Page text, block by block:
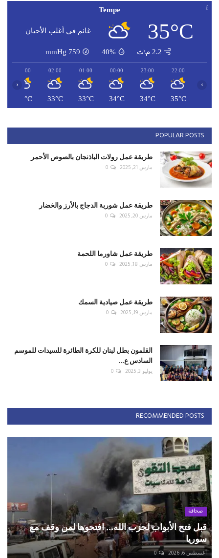
Tempe
35°C غائم في أغلب الأحيان
2.2 م\ث 40%
759
mmHg
22:00
35°C
23:00
34°C
00:00
34°C
01:00
33°C
02:00
33°C
03:00
32°C
‹ ›
POPULAR POSTS
طريقة عمل رولات الباذنجان بالصوص الأحمر
مارس 21, 2025 0
طريقة عمل شوربة الدجاج بالأرز والخضار
مارس 20, 2025 0
طريقة عمل شاورما اللحمة
مارس 18, 2025 0
طريقة عمل صيادية السمك
مارس 19, 2025 0
القلمون بطل لبنان للكرة الطائرة للسيدات للموسم
السادس ع...
يوليو 3, 2025 0
RECOMMENDED POSTS
صحافة
قبل فتح الأبواب لحزب الله... افتحوها لمن وقف مع
سوريا
أغسطس 6, 2026 0